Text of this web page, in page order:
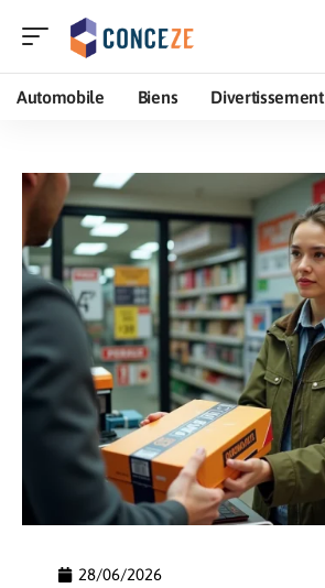
Automobile Biens Divertissement
28/06/2026